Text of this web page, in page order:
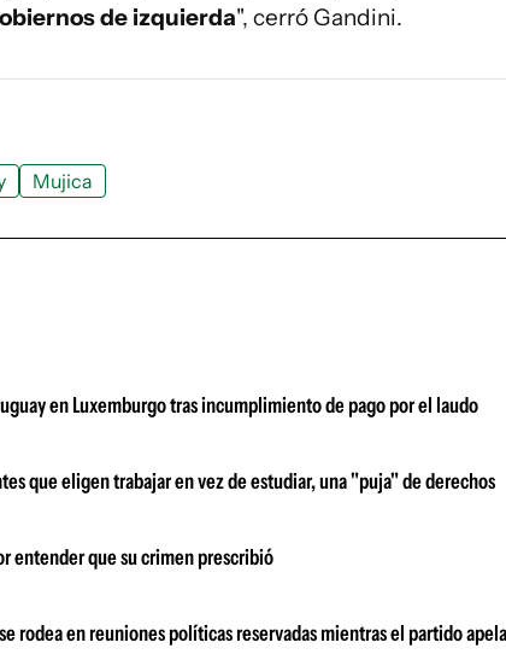
de izquierda", cerró Gandini.
Mujica
en Luxemburgo tras incumplimiento de pago por el laudo
que eligen trabajar en vez de estudiar, una "puja" de derechos
entender que su crimen prescribió
rodea en reuniones políticas reservadas mientras el partido